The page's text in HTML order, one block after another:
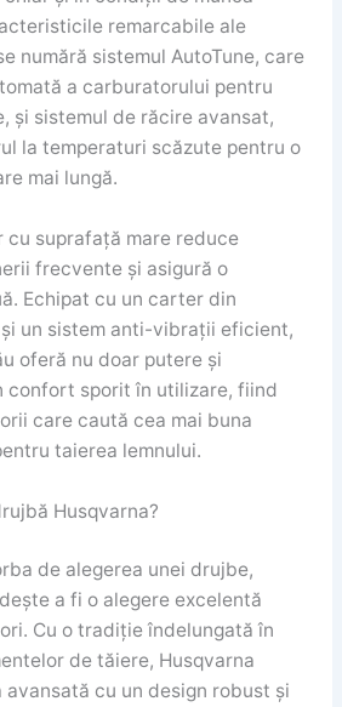
remarcabile ale
numără sistemul AutoTune, care
a carburatorului pentru
și sistemul de răcire avansat,
la temperaturi scăzute pentru o
mai lungă.
cu suprafață mare reduce
frecvente și asigură o
Echipat cu un carter din
un sistem anti-vibrații eficient,
oferă nu doar putere și
confort sporit în utilizare, fiind
care caută cea mai buna
taierea lemnului.
Husqvarna?
de alegerea unei drujbe,
a fi o alegere excelentă
Cu o tradiție îndelungată în
de tăiere, Husqvarna
cu un design robust și